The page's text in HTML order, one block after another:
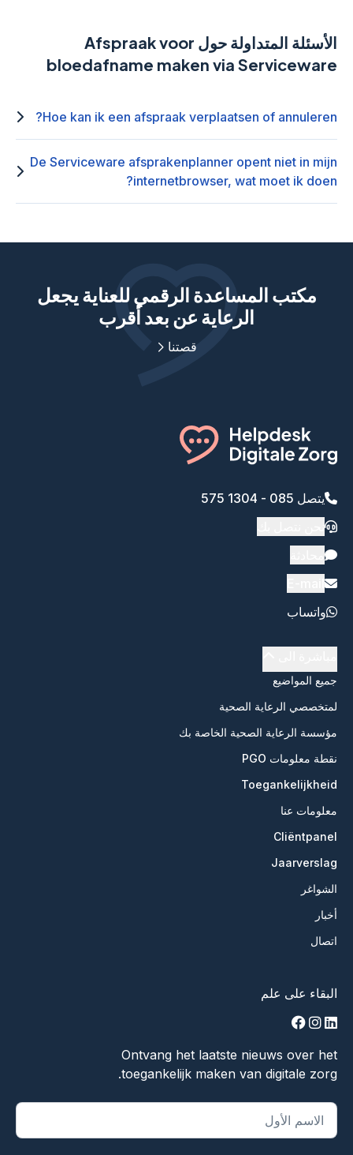
الأسئلة المتداولة حول Afspraak voor
bloedafname maken via Serviceware
Hoe kan ik een afspraak verplaatsen of annuleren?
De Serviceware afsprakenplanner opent niet in mijn
internetbrowser, wat moet ik doen?
مكتب المساعدة الرقمي للعناية يجعل
الرعاية عن بعد أقرب
قصتنا
يتصل 085 - 1304 575
واتساب
جميع المواضيع
لمتخصصي الرعاية الصحية
مؤسسة الرعاية الصحية الخاصة بك
نقطة معلومات PGO
Toegankelijkheid
معلومات عنا
Cliëntpanel
Jaarverslag
الشواغر
أخبار
اتصال
البقاء على علم
linkedin
instagram
facebook
Ontvang het laatste nieuws over het
toegankelijk maken van digitale zorg.
يشير "*" إلى الحقول المطلوبة